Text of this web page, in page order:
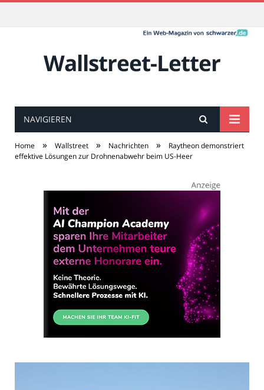
Wallstreet-Letter
NAVIGIEREN
Home » Wallstreet » Nachrichten »
Raytheon demonstriert
effektive Lösungen zur Drohnenabwehr beim US-Heer